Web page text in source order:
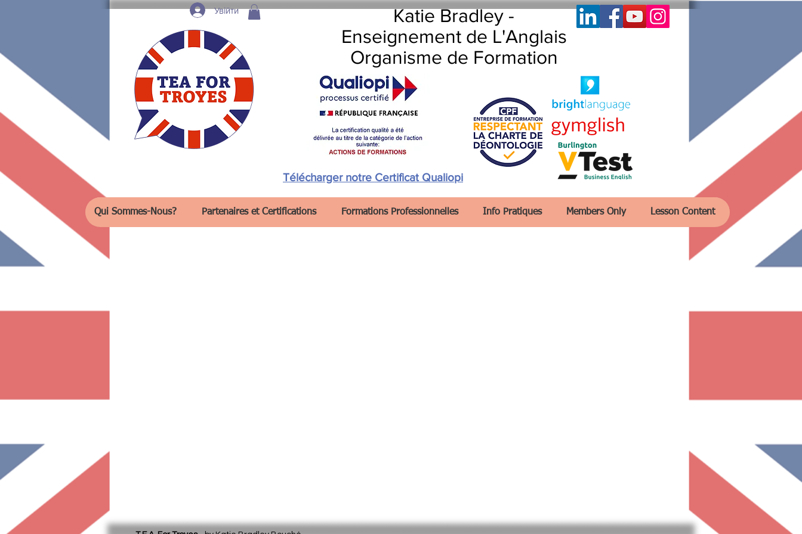
Увійти
Katie Bradley -
Enseignement de L'Anglais
Organisme de Formation
Télécharger notre Certificat Qualiopi
Qui Sommes-Nous? Partenaires et Certifications Formations Professionnelles Info Pratiques Members Only Lesson Content